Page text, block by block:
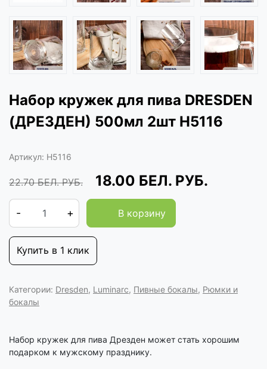
Набор кружек для пива DRESDEN
(ДРЕЗДЕН) 500мл 2шт H5116
Артикул: H5116
22.70БЕЛ. РУБ. 18.00 БЕЛ. РУБ.
- + В корзину
Купить в 1 клик
Категории: Dresden, Luminarc, Пивные бокалы, Рюмки и
бокалы
Набор кружек для пива Дрезден может стать хорошим
подарком к мужскому празднику.